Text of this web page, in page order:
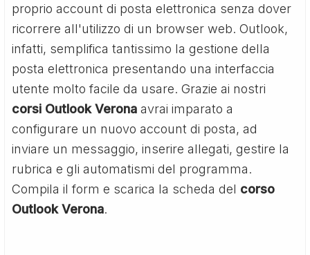
proprio account di posta elettronica senza dover
ricorrere all'utilizzo di un browser web. Outlook,
infatti, semplifica tantissimo la gestione della
posta elettronica presentando una interfaccia
utente molto facile da usare. Grazie ai nostri
corsi Outlook Verona avrai imparato a
configurare un nuovo account di posta, ad
inviare un messaggio, inserire allegati, gestire la
rubrica e gli automatismi del programma.
Compila il form e scarica la scheda del corso
Outlook Verona.